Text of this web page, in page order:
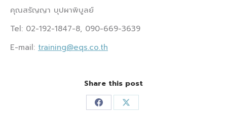
คุณสรัญญา บุปผาพิบูลย์
Tel: 02-192-1847-8, 090-669-3639
E-mail: training@eqs.co.th
Share this post
Share Share